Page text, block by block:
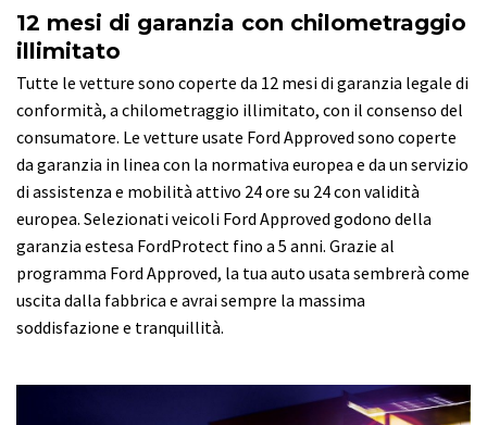
12 mesi di garanzia con chilometraggio
illimitato
Tutte le vetture sono coperte da 12 mesi di garanzia legale di
conformità, a chilometraggio illimitato, con il consenso del
consumatore. Le vetture usate Ford Approved sono coperte
da garanzia in linea con la normativa europea e da un servizio
di assistenza e mobilità attivo 24 ore su 24 con validità
europea. Selezionati veicoli Ford Approved godono della
garanzia estesa FordProtect fino a 5 anni. Grazie al
programma Ford Approved, la tua auto usata sembrerà come
uscita dalla fabbrica e avrai sempre la massima
soddisfazione e tranquillità.